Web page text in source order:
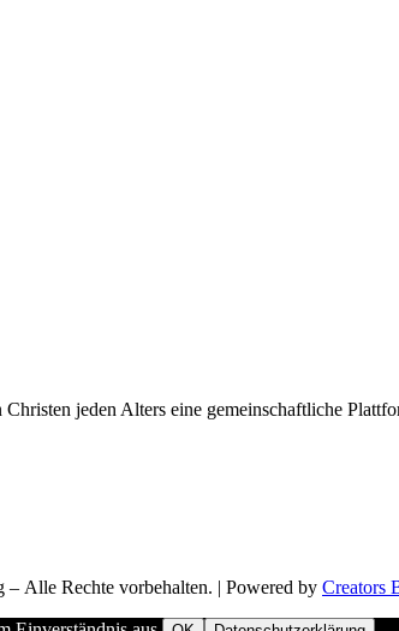
jeden Alters eine gemeinschaftliche
Alle Rechte vorbehalten. | Powered by Creators